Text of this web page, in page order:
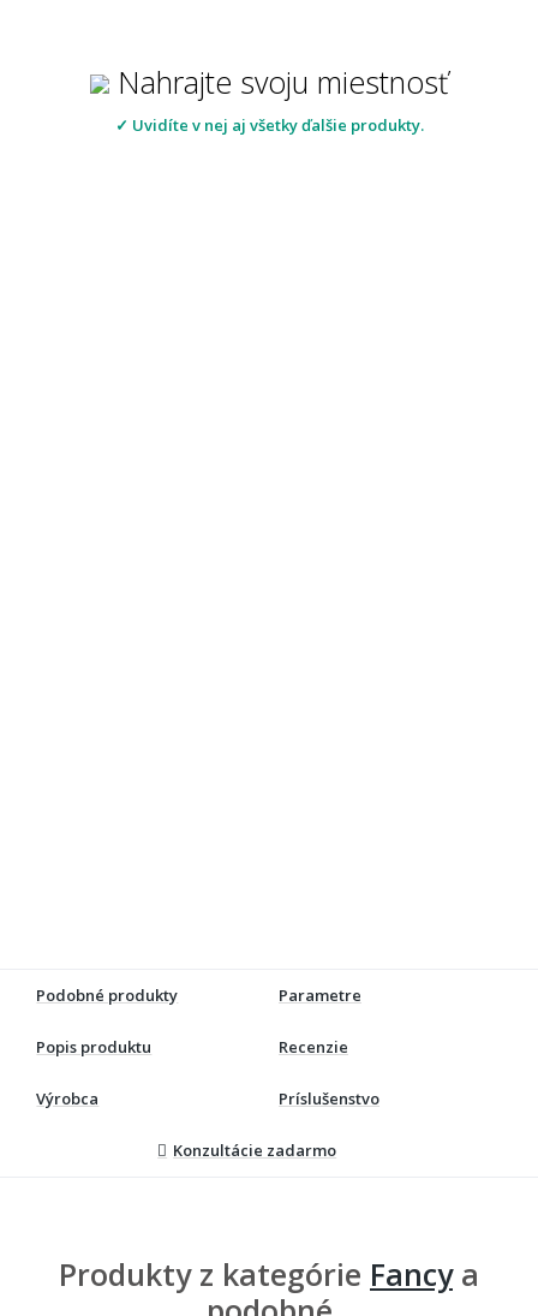
Nahrajte svoju miestnosť
✓ Uvidíte v nej aj všetky ďalšie produkty.
Podobné produkty Parametre
Popis produktu Recenzie
Výrobca Príslušenstvo
Konzultácie zadarmo
Produkty z kategórie Fancya